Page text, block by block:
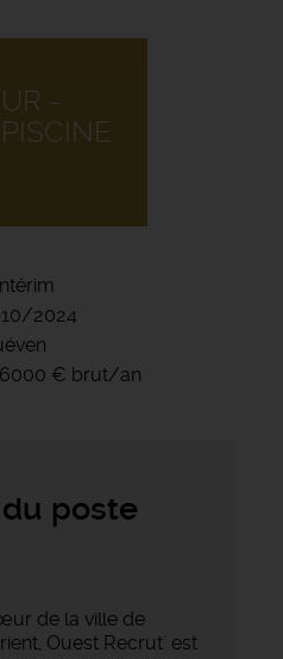
-
2024
€ brut/an
poste
de la ville de
Ouest Recrut' est